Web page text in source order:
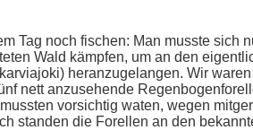
Tag noch fischen: Man musste sich
Wald kämpfen, um an den
heranzugelangen. Wir
nett anzusehende
vorsichtig waten, wegen
standen die Forellen an den